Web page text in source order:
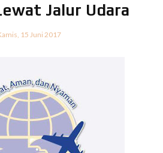
Jalur Udara
15 Juni 2017